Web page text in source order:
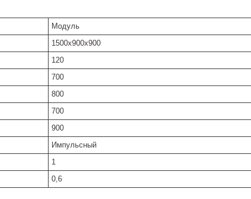
Модуль
1500х900х900
120
700
800
700
900
Импульсный
1
0,6